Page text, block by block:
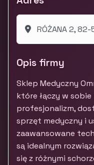
RÓŻANA 2, 82-
Opis firmy
Sklep Medyczny
które łączy w
profesjonalizm,
sprzęt medyczny i
zaawansowane
są idealnym
się z różnymi